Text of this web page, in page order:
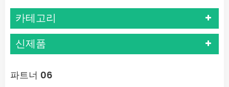
카테고리
신제품
파트너 06